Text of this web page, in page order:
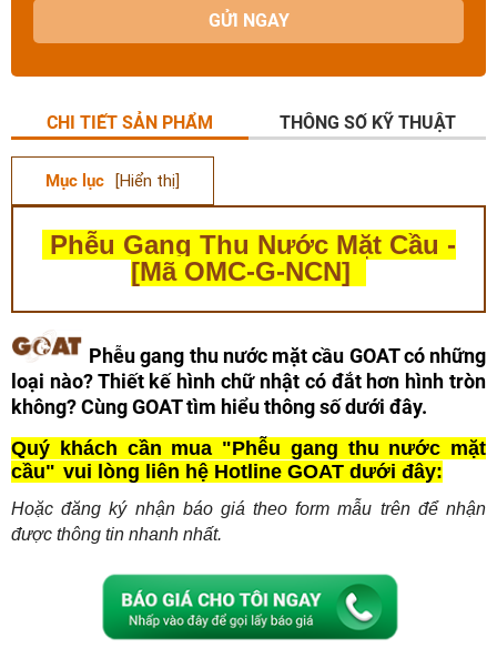
GỬI NGAY
CHI TIẾT SẢN PHẨM THÔNG SỐ KỸ THUẬT
Mục lục [Hiển thị]
Phễu Gang Thu Nước Mặt Cầu -
[Mã OMC-G-NCN]
Phễu gang thu nước mặt cầu GOAT có những
loại nào? Thiết kế hình chữ nhật có đắt hơn hình tròn
không? Cùng GOAT tìm hiểu thông số dưới đây.
Quý khách cần mua "Phễu gang thu nước mặt
cầu" vui lòng liên hệ Hotline GOAT dưới đây:
Hoặc đăng ký nhận báo giá theo form mẫu trên để nhận
được thông tin nhanh nhất.